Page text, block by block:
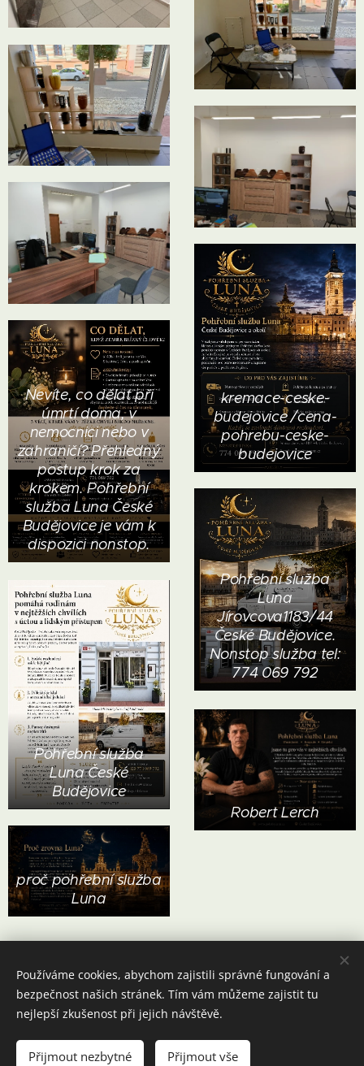
kremace-ceske-
budejovice /cena-
pohrebu-ceske-
budejovice
Nevíte, co dělat při
úmrtí doma, v
nemocnici nebo v
zahraničí? Přehledný
postup krok za
krokem. Pohřební
služba Luna České
Budějovice je vám k
dispozici nonstop.
Pohřební služba
Luna
Jírovcova1183/44
České Budějovice.
Nonstop služba tel:
774 069 792
Pohřební služba
Luna České
Budějovice
Robert Lerch
proč pohřební služba
Luna
Nonstop linka 774069
Jírovcova 1183/44
Používáme cookies, abychom zajistili správné fungování a
bezpečnost našich stránek. Tím vám můžeme zajistit tu
nejlepší zkušenost při jejich návštěvě.
Přijmout nezbytné Přijmout vše